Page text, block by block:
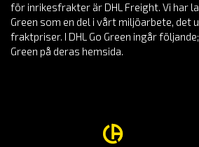
för inrikesfrakter är DHL Freight. Vi har
Green som en del i vårt miljöarbete, det
fraktpriser. I DHL Go Green ingår
Green på deras hemsida.